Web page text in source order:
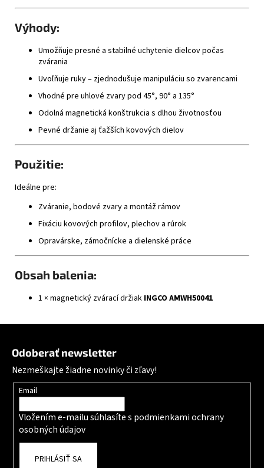
Výhody:
Umožňuje presné a stabilné uchytenie dielcov počas
zvárania
Uvoľňuje ruky – zjednodušuje manipuláciu so zvarencami
Vhodné pre uhlové zvary pod 45°, 90° a 135°
Odolná magnetická konštrukcia s dlhou životnosťou
Pevné držanie aj ťažších kovových dielov
Použitie:
Ideálne pre:
Zváranie, bodové zvary a montáž rámov
Fixáciu kovových profilov, plechov a rúrok
Opravárske, zámočnícke a dielenské práce
Obsah balenia:
1 × magnetický zvárací držiak INGCO AMWH50041
Odoberať newsletter
Nezmeškajte žiadne novinky či zľavy!
Email
Vložením e-mailu súhlasíte s podmienkami ochrany
osobných údajov
PRIHLÁSIŤ SA